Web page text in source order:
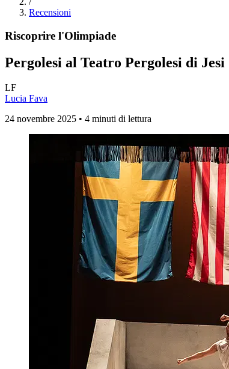
Recensioni
Riscoprire l'Olimpiade
Pergolesi al Teatro Pergolesi di Jesi
LF
Lucia Fava
24 novembre 2025 • 4 minuti di lettura